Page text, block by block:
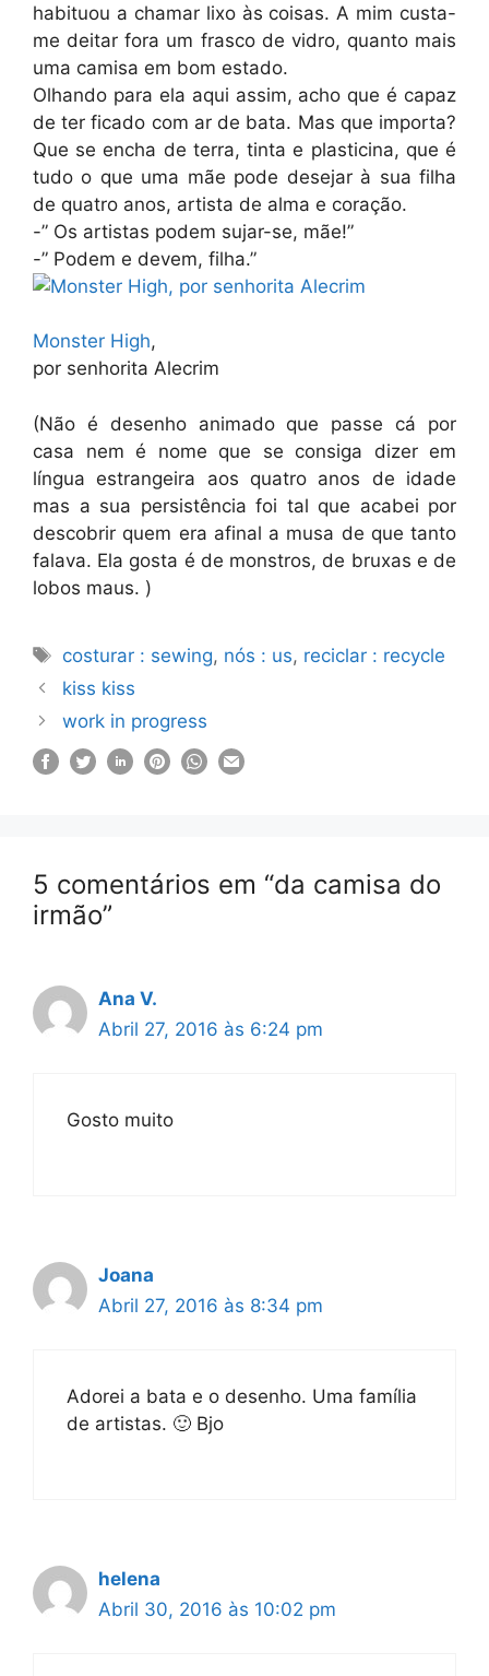
habituou a chamar lixo às coisas. A mim custa-
me deitar fora um frasco de vidro, quanto mais
uma camisa em bom estado.
Olhando para ela aqui assim, acho que é capaz
de ter ficado com ar de bata. Mas que importa?
Que se encha de terra, tinta e plasticina, que é
tudo o que uma mãe pode desejar à sua filha
de quatro anos, artista de alma e coração.
-” Os artistas podem sujar-se, mãe!”
-” Podem e devem, filha.”
Monster High,
por senhorita Alecrim
(Não é desenho animado que passe cá por
casa nem é nome que se consiga dizer em
língua estrangeira aos quatro anos de idade
mas a sua persistência foi tal que acabei por
descobrir quem era afinal a musa de que tanto
falava. Ela gosta é de monstros, de bruxas e de
lobos maus. )
Etiquetas
costurar : sewing, nós : us, reciclar : recycle
kiss kiss
work in progress
5 comentários em “da camisa do
irmão”
Ana V.
Abril 27, 2016 às 6:24 pm
Gosto muito
Joana
Abril 27, 2016 às 8:34 pm
Adorei a bata e o desenho. Uma família
de artistas. 🙂 Bjo
helena
Abril 30, 2016 às 10:02 pm